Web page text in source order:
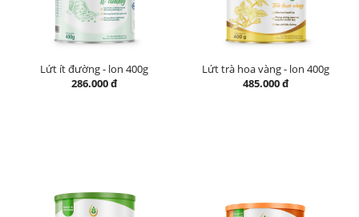
Lứt ít đường - lon 400g
286.000 đ
Lứt trà hoa vàng - lon 400g
485.000 đ